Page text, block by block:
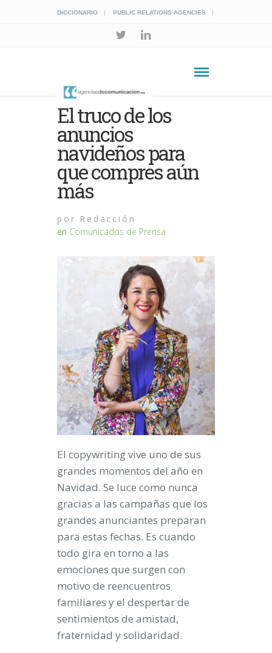
DICCIONARIO PUBLIC RELATIONS AGENCIES
El truco de los
anuncios
navideños para
que compres aún
más
por Redacción
en Comunicados de Prensa
El copywriting vive uno de sus
grandes momentos del año en
Navidad. Se luce como nunca
gracias a las campañas que los
grandes anunciantes preparan
para estas fechas. Es cuando
todo gira en torno a las
emociones que surgen con
motivo de reencuentros
familiares y el despertar de
sentimientos de amistad,
fraternidad y solidaridad.